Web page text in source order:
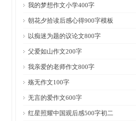
我的梦想作文小学400字
朝花夕拾读后感心得900字模板
以痴迷为题的议论文800字
父爱如山作文200字
我亲爱的老师作文800字
殇无作文100字
无言的爱作文600字
红星照耀中国观后感500字初二